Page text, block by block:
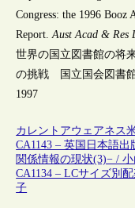
Congress: the 1996
Report.Aust Acad & Res
世界の国立図書館の将
の挑戦 国立国会図書
1997
カレントアウェアネス
CA1143 – 英国日本語
関係情報の現状(3)− / 小
CA1134 – LCサイズ別
子